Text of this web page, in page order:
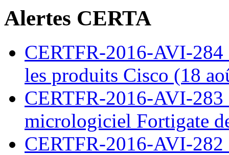
Alertes CERTA
CERTFR-2016-AVI-
les produits Cisco (18
CERTFR-2016-AVI-
micrologiciel Fortigate
CERTFR-2016-AVI-